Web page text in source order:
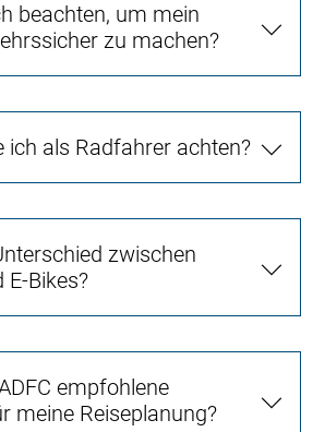
beachten, um mein
zu machen?
ich als Radfahrer achten?
zwischen
E-Bikes?
empfohlene
meine Reiseplanung?